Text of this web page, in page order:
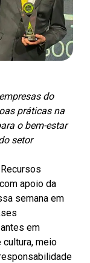
do
práticas na
o bem-estar
setor
apoio da
semana em
em
meio